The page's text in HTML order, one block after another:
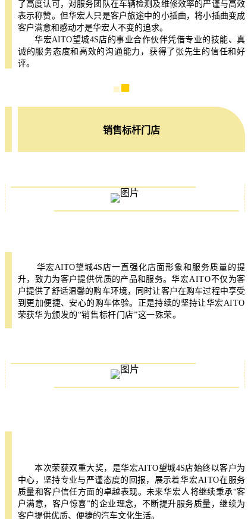
了高度认可，对服务团队在车辆检测及维修效率的严谨与高效
表示称赞。但华宏人只是客户旅途中的小插曲，将小插曲变成
客户满意和感动才是华宏人不变的追求。
华宏AITO望城4S店的事业合作伙伴凭借专业的技能、真
诚的服务态度和高效的沟通能力，获得了张先生的信任和好
评。
■■
销售标杆门店
华宏AITO望城4S店一直强化店面形象和服务质量的提
升，致力为客户提供优质的产品和服务。华宏AITO不仅为客
户提供了舒适温馨的购车环境，同时让客户在购车过程中享受
到更加便捷、安心的购车体验。正是持续的坚持让华宏AITO
荣获华为颁发的“销售标杆门店”这一殊荣。
本次荣获双重大奖，是华宏AITO望城4S店始终以客户为
中心，坚持专业与严谨态度的回报，展示着华宏AITO在服务
质量和客户信任方面的卓越表现。未来华宏人将继续秉承“客
户满意，客户惊喜”的企业理念，不断提升服务质量，继续为
客户提供优质、便捷的汽车文化生活。